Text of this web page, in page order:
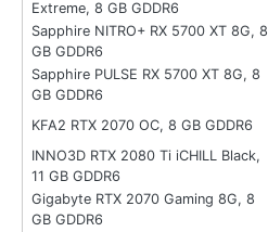
Extreme, 8 GB GDDR6
Sapphire NITRO+ RX 5700 XT 8G, 8
GB GDDR6
Sapphire PULSE RX 5700 XT 8G, 8
GB GDDR6
KFA2 RTX 2070 OC, 8 GB GDDR6
INNO3D RTX 2080 Ti iCHILL Black,
11 GB GDDR6
Gigabyte RTX 2070 Gaming 8G, 8
GB GDDR6